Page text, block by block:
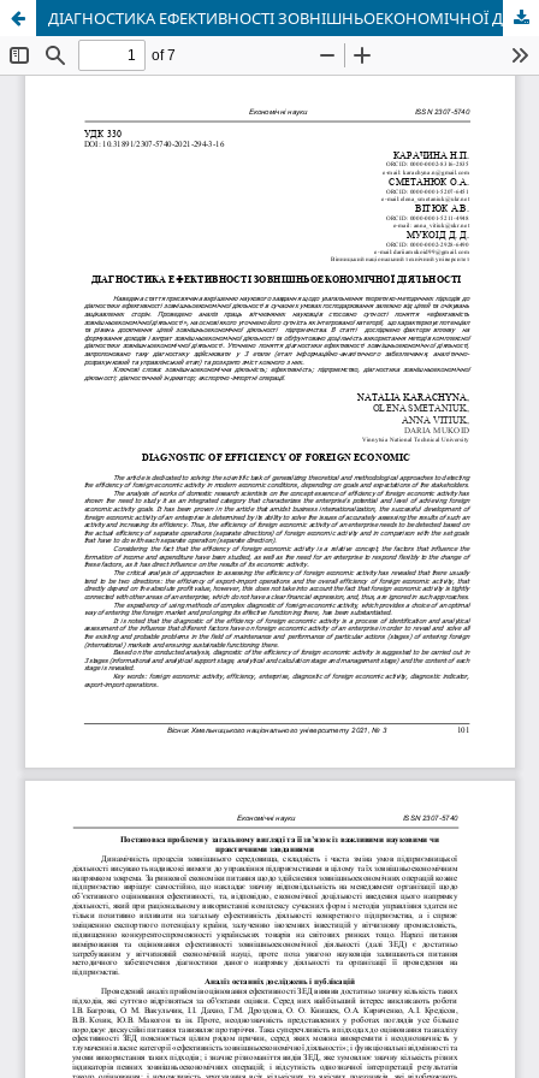
ДІАГНОСТИКА ЕФЕКТИВНОСТІ ЗОВНІШНЬОЕКОНОМІЧНОЇ ДІЯЛЬНОСТІ